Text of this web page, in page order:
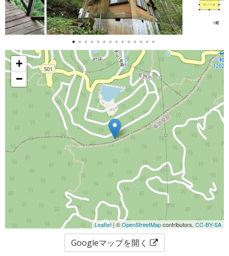
+
−
Leaflet | ©OpenStreetMapcontributors, CC-BY-SA
Googleマップを開く